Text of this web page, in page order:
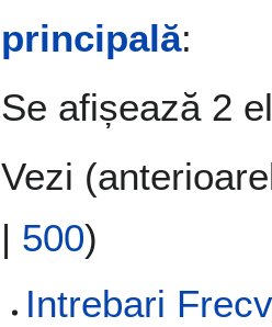
principală:
Se afișează 2
Vezi (
| 500)
Intrebari